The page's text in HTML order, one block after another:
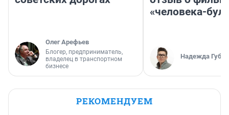
Олег Арефьев
Блогер, предприниматель,
владелец в транспортном
бизнесе
«человека-
Надежда
РЕКОМЕНДУЕМ